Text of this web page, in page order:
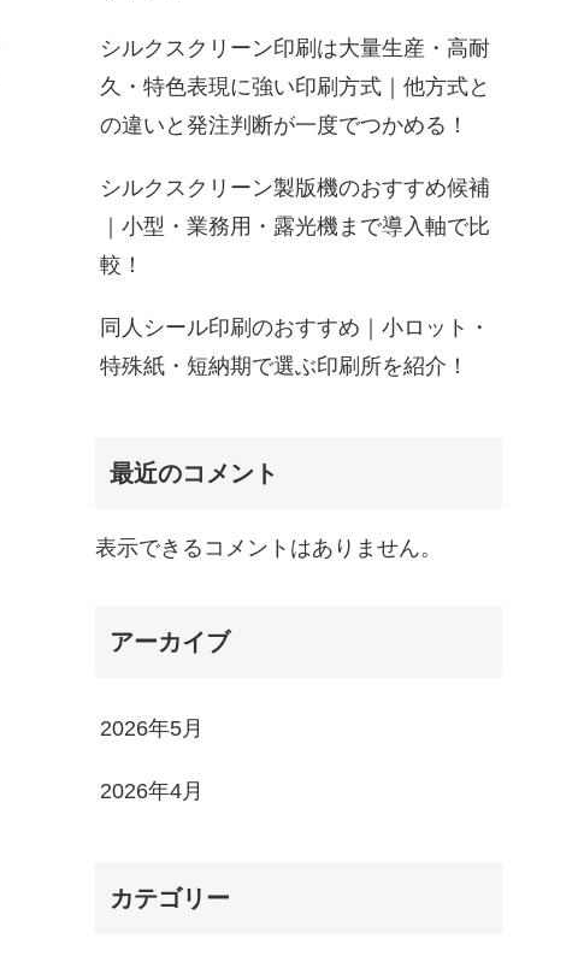
シルクスクリーン印刷は大量生産・高耐
久・特色表現に強い印刷方式｜他方式と
の違いと発注判断が一度でつかめる！
シルクスクリーン製版機のおすすめ候補
｜小型・業務用・露光機まで導入軸で比
較！
同人シール印刷のおすすめ｜小ロット・
特殊紙・短納期で選ぶ印刷所を紹介！
最近のコメント
表示できるコメントはありません。
アーカイブ
2026年5月
2026年4月
カテゴリー